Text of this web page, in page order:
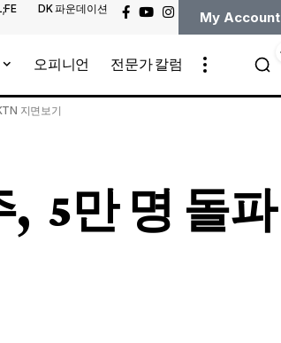
DK 파운데이션
My Account
오피니언 전문가 칼럼
지면보기
, 5만 명 돌파